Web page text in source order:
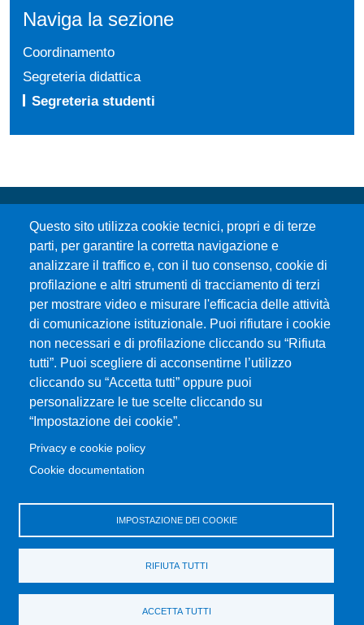
Naviga la sezione
Coordinamento
Segreteria didattica
Segreteria studenti
Questo sito utilizza cookie tecnici, propri e di terze
parti, per garantire la corretta navigazione e
analizzare il traffico e, con il tuo consenso, cookie di
profilazione e altri strumenti di tracciamento di terzi
per mostrare video e misurare l'efficacia delle attività
di comunicazione istituzionale. Puoi rifiutare i cookie
non necessari e di profilazione cliccando su “Rifiuta
tutti”. Puoi scegliere di acconsentirne l’utilizzo
cliccando su “Accetta tutti” oppure puoi
personalizzare le tue scelte cliccando su
“Impostazione dei cookie”.
Privacy e cookie policy
Cookie documentation
IMPOSTAZIONE DEI COOKIE
RIFIUTA TUTTI
ACCETTA TUTTI
Università degli Studi di Messina
Piazza Pugliatti, 1 - 98122 Messina
Cod. Fiscale 80004070837
P.IVA 00724160833
Centralino: 090 676 1
MENÙ SOCIAL
MENÙ FOOTER 1
Accessibilità
Amministrazione trasparente
Cambia idea sui cookie